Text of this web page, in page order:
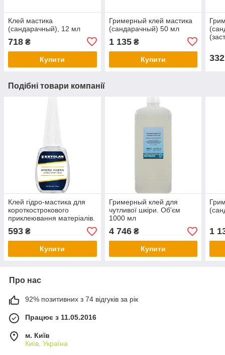
Клей мастика
(сандарачный), 12 мл
718 ₴
Купити
Гримерный клей мастика
(сандарачный) 50 мл
1 135₴
Купити 332
Подібні товари компанії
Клей гідро-мастика для
короткострокового
приклеювання матеріалів.
Об'єм 12 мл
593 ₴
Купити
Гримерный клей для
чутливої шкіри. Об'єм
1000 мл
4 746₴
Купити
1
Про нас
92% позитивних з 74 відгуків за рік
Працює з 11.05.2016
м. Київ
Київ, Україна